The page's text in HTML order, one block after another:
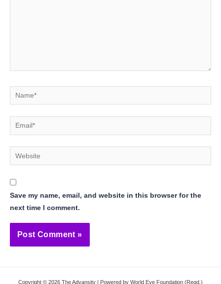
Name*
Email*
Website
Save my name, email, and website in this browser for the
next time I comment.
Copyright © 2026 The Advansity | Powered by World Eye Foundation (Regd.)